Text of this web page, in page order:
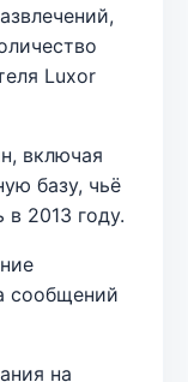
Luxor
включая
базу, чьё
2013 году.
сообщений
на